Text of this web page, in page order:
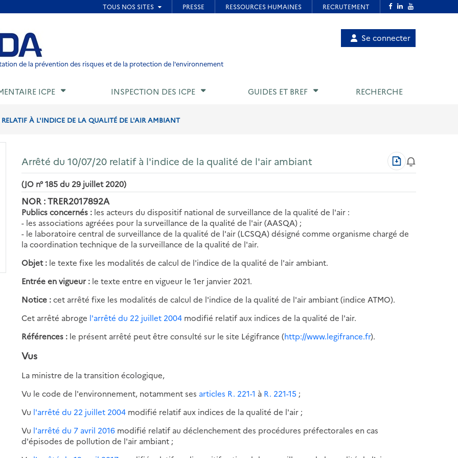
de page
de la prévention des risques et de la protection de l'environnement
Menu
utilisateur
Se connecter
ICPE INSPECTION DES ICPE GUIDES ET BREF RECHERCHE
À L'INDICE DE LA QUALITÉ DE L'AIR AMBIANT
Arrêté du 10/07/20 relatif à l'indice de la qualité de l'air ambiant
Télécharger
au
PDF
(JO n° 185 du 29 juillet 2020)
NOR : TRER2017892A
Publics concernés : les acteurs du dispositif national de surveillance de la qualité de l'air :
- les associations agréées pour la surveillance de la qualité de l'air (AASQA) ;
- le laboratoire central de surveillance de la qualité de l'air (LCSQA) désigné comme organisme chargé de
la coordination technique de la surveillance de la qualité de l'air.
Objet : le texte fixe les modalités de calcul de l'indice de la qualité de l'air ambiant.
Entrée en vigueur : le texte entre en vigueur le 1er janvier 2021.
Notice :cet arrêté fixe les modalités de calcul de l'indice de la qualité de l'air ambiant (indice ATMO).
Cet arrêté abroge l'arrêté du 22 juillet 2004 modifié relatif aux indices de la qualité de l'air.
Références : le présent arrêté peut être consulté sur le site Légifrance (http://www.legifrance.fr).
Vus
La ministre de la transition écologique,
Vu le code de l'environnement, notamment ses articles R. 221-1 à R. 221-15 ;
Vu l'arrêté du 22 juillet 2004 modifié relatif aux indices de la qualité de l'air ;
Vu l'arrêté du 7 avril 2016 modifié relatif au déclenchement des procédures préfectorales en cas
d'épisodes de pollution de l'air ambiant ;